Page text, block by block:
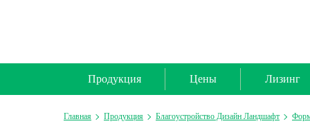
Продукция Цены Лизинг
Главная Продукция Благоустройство Дизайн Ландшафт